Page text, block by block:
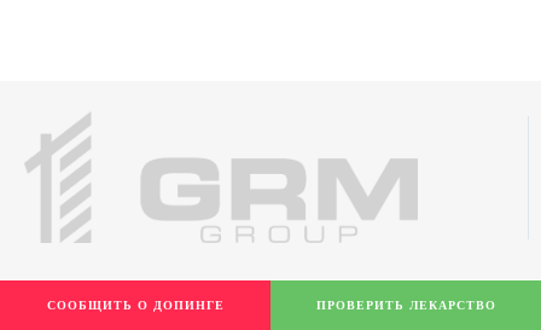
СООБЩИТЬ О ДОПИНГЕ ПРОВЕРИТЬ ЛЕКАРСТВО